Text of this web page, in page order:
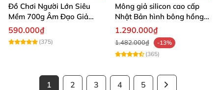
Đồ Chơi Người Lớn Siêu
Mềm 700g Âm Đạo Giả
Silicon Tự Sướng
590.000₫
(375)
Mông giả silicon cao cấp
Nhật Bản hình bông hồng
siêu thực
1.290.000₫
1.482.000₫
-13%
(365)
1 2 3 4 5